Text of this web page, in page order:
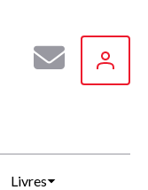
Livres